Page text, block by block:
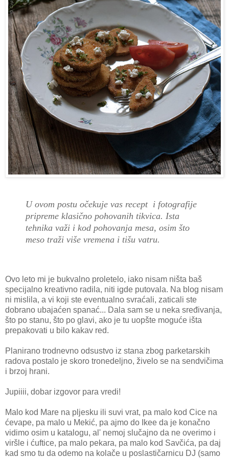
U ovom postu očekuje vas recept i fotografije
pripreme klasično pohovanih tikvica. Ista
tehnika važi i kod pohovanja mesa, osim što
meso traži više vremena i tišu vatru.
Ovo leto mi je bukvalno proletelo, iako nisam ništa baš
specijalno kreativno radila, niti igde putovala. Na blog nisam
ni mislila, a vi koji ste eventualno svraćali, zaticali ste
dobrano ubajaćen spanać... Dala sam se u neka sređivanja,
što po stanu, što po glavi, ako je tu uopšte moguće išta
prepakovati u bilo kakav red.
Planirano trodnevno odsustvo iz stana zbog parketarskih
radova postalo je skoro tronedeljno, živelo se na sendvičima
i brzoj hrani.
Jupiiii, dobar izgovor para vredi!
Malo kod Mare na pljesku ili suvi vrat, pa malo kod Cice na
ćevape, pa malo u Mekić, pa ajmo do Ikee da je konačno
vidimo osim u katalogu, al' nemoj slučajno da ne overimo i
viršle i ćuftice, pa malo pekara, pa malo kod Savčića, pa daj
kad smo tu da odemo na kolače u poslastičarnicu DJ (samo